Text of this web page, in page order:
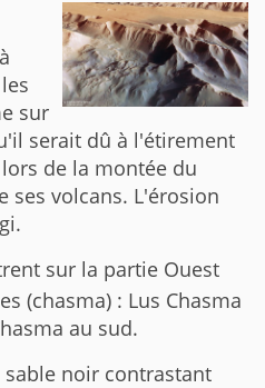
sur
serait dû à l'étirement
de la montée du
ses volcans. L'érosion
sur la partie Ouest
(chasma) : Lus Chasma
au sud.
noir contrastant